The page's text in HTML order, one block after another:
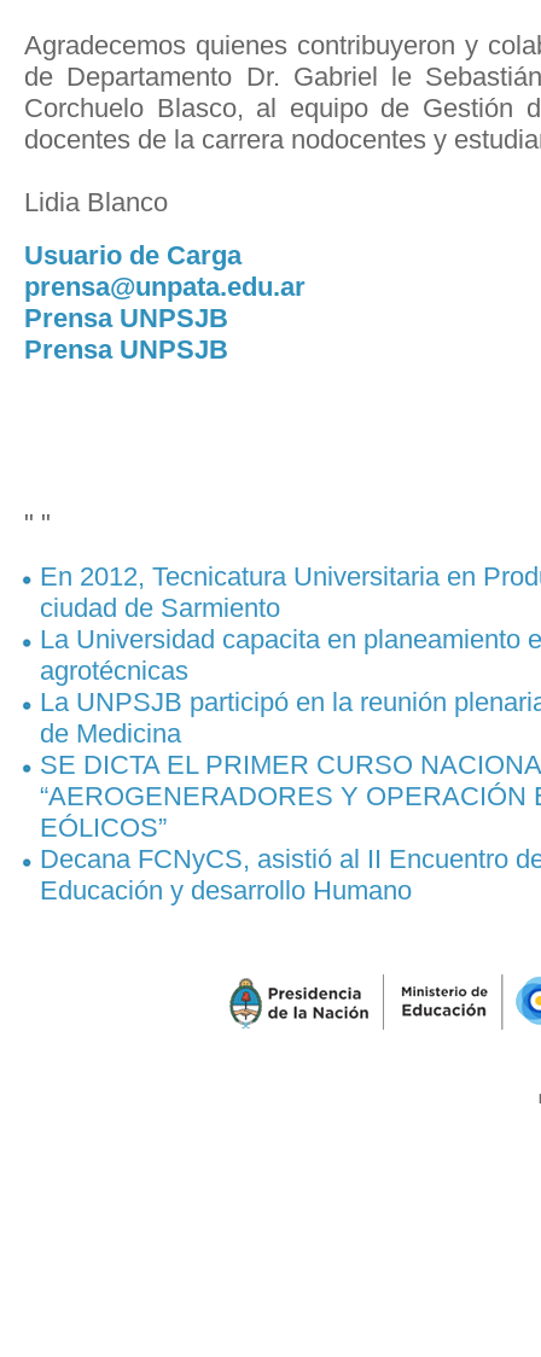
Agradecemos quienes contribuyeron y
de Departamento Dr. Gabriel le
Corchuelo Blasco, al equipo de Gestión
docentes de la carrera nodocentes y
Lidia Blanco
Usuario de Carga
prensa@unpata.edu.ar
Prensa UNPSJB
Prensa UNPSJB
" "
En 2012, Tecnicatura Universitaria en
ciudad de Sarmiento
La Universidad capacita en planeamiento
agrotécnicas
La UNPSJB participó en la reunión
de Medicina
SE DICTA EL PRIMER CURSO
“AEROGENERADORES Y OPERACIÓN
EÓLICOS”
Decana FCNyCS, asistió al II Encuentro
Educación y desarrollo Humano